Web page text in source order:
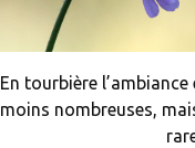
En tourbière
moins nombreuses,